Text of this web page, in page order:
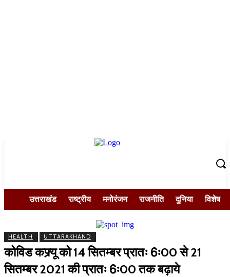
उत्तराखंड राष्ट्रीय मनोरंजन राजनीति दुनिया विशेष
HEALTH UTTARAKHAND
कोविड कफ्र्यू को 14 सितम्बर प्रातः 6ः00 से 21
सितम्बर 2021 की प्रातः 6ः00 तक बढ़ाये